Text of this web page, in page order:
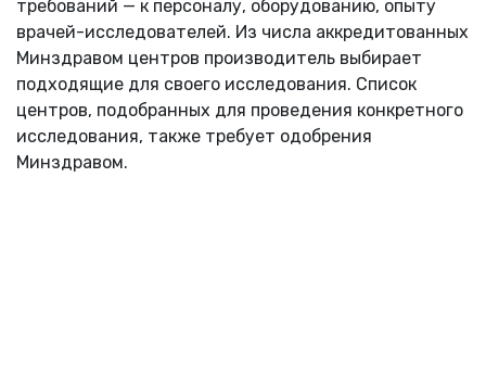
требований — к персоналу, оборудованию, опыту
врачей-исследователей. Из числа аккредитованных
Минздравом центров производитель выбирает
подходящие для своего исследования. Список
центров, подобранных для проведения конкретного
исследования, также требует одобрения
Минздравом.